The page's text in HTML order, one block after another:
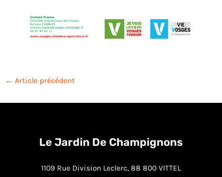
← Article précédent
Le Jardin De Champignons
1109 Rue Division Leclerc, 88 800 VITTEL